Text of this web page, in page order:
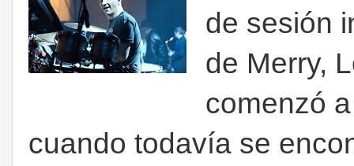
de sesión
de Merry,
comenzó
cuando todavía se